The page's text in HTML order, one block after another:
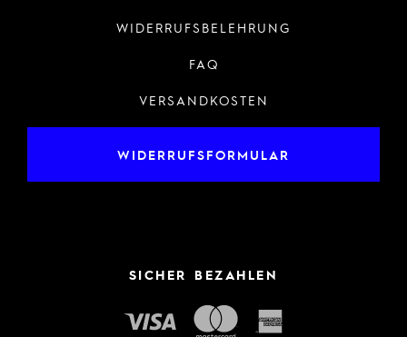
WIDERRUFSBELEHRUNG
FAQ
VERSANDKOSTEN
WIDERRUFSFORMULAR
SICHER BEZAHLEN